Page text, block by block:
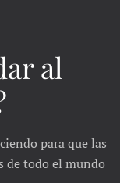
al
para que las
de todo el mundo